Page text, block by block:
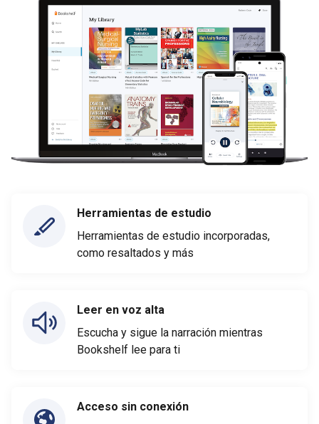
Herramientas de estudio
Herramientas de estudio incorporadas,
como resaltados y más
Leer en voz alta
Escucha y sigue la narración mientras
Bookshelf lee para ti
Acceso sin conexión